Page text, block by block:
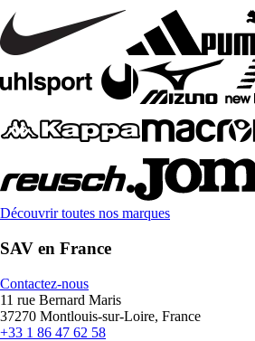
Découvrir toutes nos marques
SAV en France
Contactez-nous
11 rue Bernard Maris
37270 Montlouis-sur-Loire, France
+33 1 86 47 62 58